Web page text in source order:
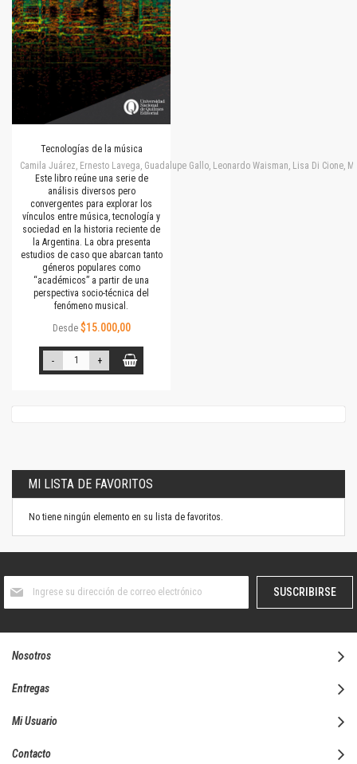
Tecnologías de la música
Camila Juárez, Ernesto Lavega, Guadalupe Gallo, Leonardo Waisman, Lisa Di Cione,
Este libro reúne una serie de
análisis diversos pero
convergentes para explorar los
vínculos entre música, tecnología y
sociedad en la historia reciente de
la Argentina. La obra presenta
estudios de caso que abarcan tanto
géneros populares como
“académicos” a partir de una
perspectiva socio-técnica del
fenómeno musical.
Desde $15.000,00
- +
MI LISTA DE FAVORITOS
No tiene ningún elemento en su lista de favoritos.
boletín
SUSCRIBIRSE
Nosotros
Entregas
Mi Usuario
Contacto